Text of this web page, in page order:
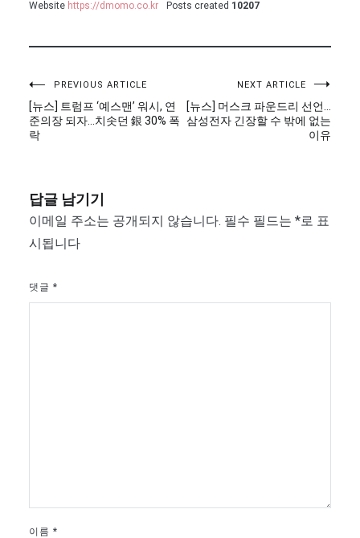
Website https://dmomo.co.kr Posts created 10207
글
탐
색
PREVIOUS ARTICLE
[뉴스] 트럼프 ‘예스맨’ 워시, 연
준의장 되자…치솟던 銀 30% 폭
락
NEXT ARTICLE
[뉴스] 머스크 파운드리 선언…
삼성전자 긴장할 수 밖에 없는
이유
답글 남기기
이메일 주소는 공개되지 않습니다. 필수 필드는 *로 표
시됩니다
댓글 *
이름 *